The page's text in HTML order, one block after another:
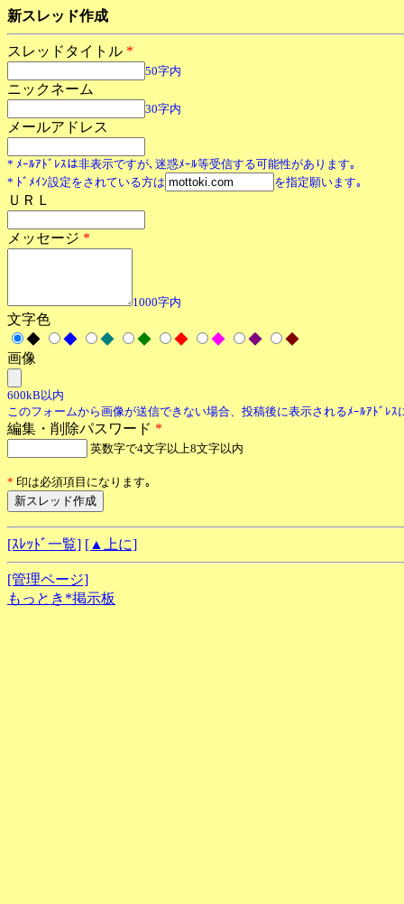
新スレッド作成
スレッドタイトル *
50字内
ニックネーム
30字内
メールアドレス
* ﾒｰﾙｱﾄﾞﾚｽは非表示ですが､迷惑ﾒｰﾙ等受信する可能性があります｡
* ﾄﾞﾒｲﾝ設定をされている方は
を指定願います｡
ＵＲＬ
メッセージ *
1000字内
文字色
◆
◆ ◆ ◆ ◆ ◆ ◆
◆
画像
600kB以内
このフォームから画像が送信できない場合、投稿後に表示されるﾒｰﾙｱﾄﾞﾚ
編集・削除パスワード *
英数字で4文字以上8文字以内
* 印は必須項目になります｡
[ｽﾚｯﾄﾞ一覧] [▲上に]
[管理ページ]
もっとき*掲示板